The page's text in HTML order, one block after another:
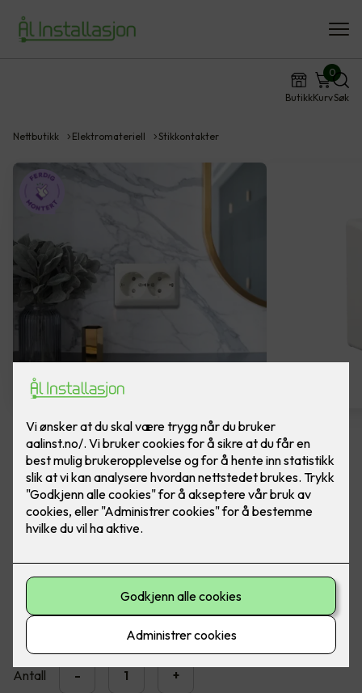
ButikkKurv
0
Søk
Nettbutikk Elektromateriell Stikkontakter
Dobbel stikkontakt ELKO
Ferdig montert ELKO RS1090 PT stikk m/j P PH
2,300,-
Antall - +